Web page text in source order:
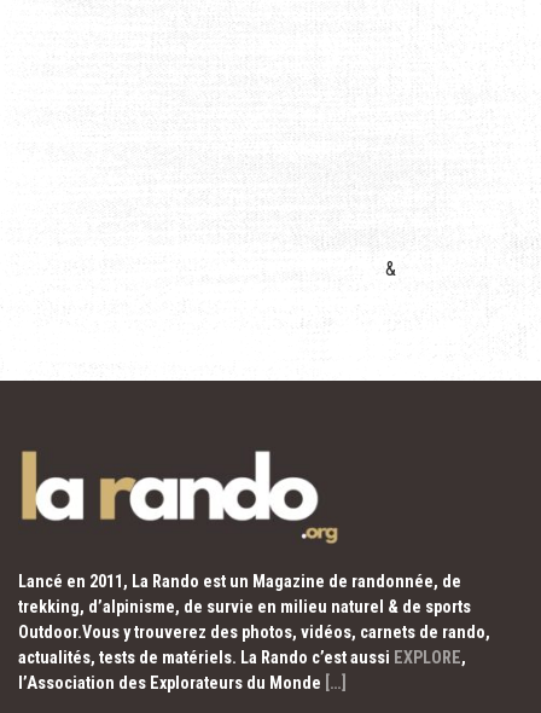
&
Lancé en 2011, La Rando est un Magazine de randonnée, de
trekking, d’alpinisme, de survie en milieu naturel & de sports
Outdoor.Vous y trouverez des photos, vidéos, carnets de rando,
actualités, tests de matériels. La Rando c’est aussi EXPLORE,
l’Association des Explorateurs du Monde […]